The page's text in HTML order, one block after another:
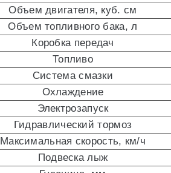
Объем двигателя, куб. см
Объем топливного бака, л
Коробка передач
Топливо
Система смазки
Охлаждение
Электрозапуск
Гидравлический тормоз
Максимальная скорость, км/ч
Подвеска лыж